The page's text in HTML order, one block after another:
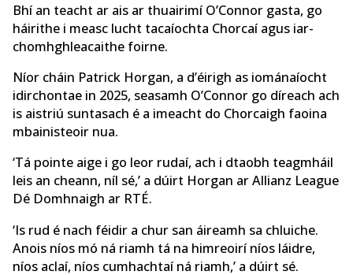
Bhí an teacht ar ais ar thuairimí O’Connor gasta, go
háirithe i measc lucht tacaíochta Chorcaí agus iar-
chomhghleacaithe foirne.
Níor cháin Patrick Horgan, a d’éirigh as iománaíocht
idirchontae in 2025, seasamh O’Connor go díreach ach
is aistriú suntasach é a imeacht do Chorcaigh faoina
mbainisteoir nua.
‘Tá pointe aige i go leor rudaí, ach i dtaobh teagmháil
leis an cheann, níl sé,’ a dúirt Horgan ar Allianz League
Dé Domhnaigh ar RTÉ.
‘Is rud é nach féidir a chur san áireamh sa chluiche.
Anois níos mó ná riamh tá na himreoirí níos láidre,
níos aclaí, níos cumhachtaí ná riamh,’ a dúirt sé.